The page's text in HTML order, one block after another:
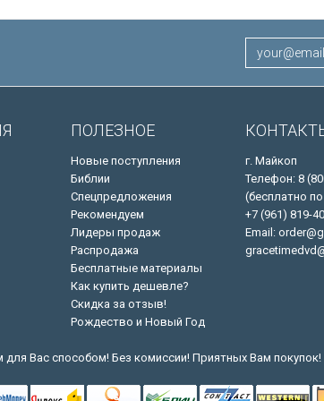
ПОЛЕЗНОЕ
Новые поступления
Библии
Спецпредложения
Рекомендуем
Лидеры продаж
Распродажа
Бесплатные материалы
Как купить дешевле?
Скидка за отзыв!
Рождество и Новый Год
г. Майкоп
Телефон: 8
(бесплатно
+7 (961) 819-
Email:
Вас способом! Без комиссии! Приятных Вам покупок!